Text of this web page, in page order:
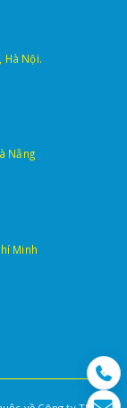
Hà Nội.
Nẵng
Minh